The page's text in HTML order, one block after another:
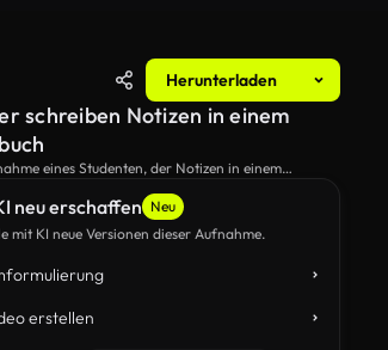
Herunterladen
neu erschaffen
Neu
mit KI neue Versionen dieser Aufnahme.
erstellen
schreiben Notizen in einem
eines Studenten, der Notizen in einem